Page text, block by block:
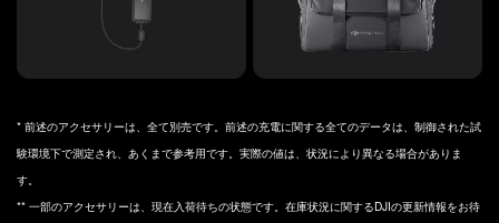
* 前述のアクセサリーは、全て別売です。前述の充電に関する全てのデータは、制御された試
験環境下で測定され、あくまで参考用です。実際の値は、状況により異なる場合がありま
す。
** 一部のアクセサリーは、現在入荷待ちの状態です。在庫状況に関するDJIの更新情報をお待